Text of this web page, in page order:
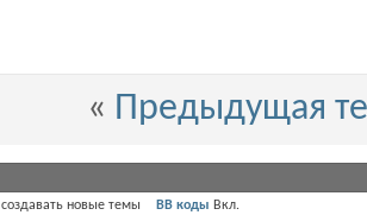
« Предыдущая
создавать новые темы
BB коды Вкл.